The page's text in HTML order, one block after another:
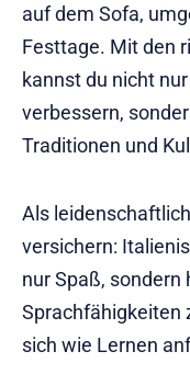
auf dem Sofa,
Festtage. Mit den
kannst du nicht
verbessern,
Traditionen und
Als
versichern:
nur Spaß, sondern
Sprachfähigkeiten
sich wie Lernen